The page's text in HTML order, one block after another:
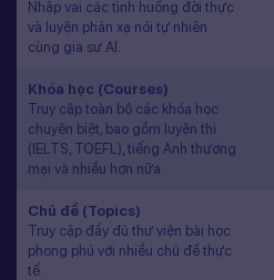
Nhập vai các tình huống đời thực
và luyện phản xạ nói tự nhiên
cùng gia sư AI.
Khóa học (Courses)
Truy cập toàn bộ các khóa học
chuyên biệt, bao gồm luyện thi
(IELTS, TOEFL), tiếng Anh thương
mại và nhiều hơn nữa.
Chủ đề (Topics)
Truy cập đầy đủ thư viện bài học
phong phú với nhiều chủ đề thực
tế.